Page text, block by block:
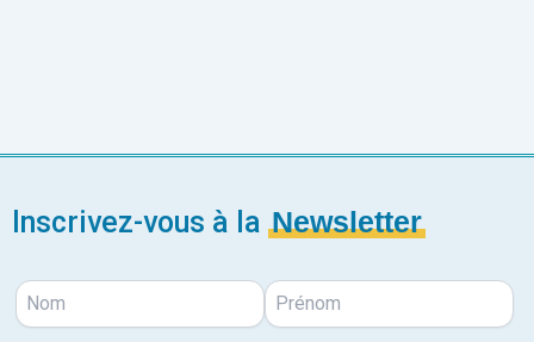
Inscrivez-vous à la Newsletter